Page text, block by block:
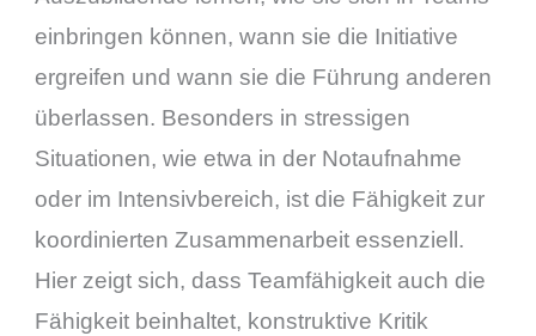
einbringen können, wann sie die Initiative
ergreifen und wann sie die Führung anderen
überlassen. Besonders in stressigen
Situationen, wie etwa in der Notaufnahme
oder im Intensivbereich, ist die Fähigkeit zur
koordinierten Zusammenarbeit essenziell.
Hier zeigt sich, dass Teamfähigkeit auch die
Fähigkeit beinhaltet, konstruktive Kritik